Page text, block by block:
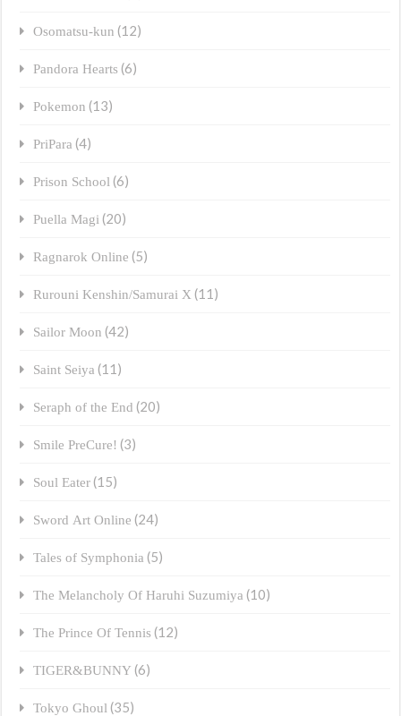
Osomatsu-kun (12)
Pandora Hearts (6)
Pokemon (13)
PriPara (4)
Prison School (6)
Puella Magi (20)
Ragnarok Online (5)
Rurouni Kenshin/Samurai X (11)
Sailor Moon (42)
Saint Seiya (11)
Seraph of the End (20)
Smile PreCure! (3)
Soul Eater (15)
Sword Art Online (24)
Tales of Symphonia (5)
The Melancholy Of Haruhi Suzumiya (10)
The Prince Of Tennis (12)
TIGER&BUNNY (6)
Tokyo Ghoul (35)